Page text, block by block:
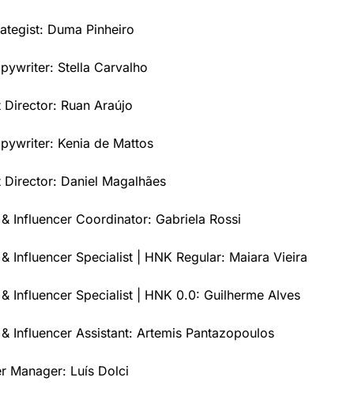
Duma Pinheiro
Stella Carvalho
Ruan Araújo
Kenia de Mattos
Daniel Magalhães
Influencer Coordinator: Gabriela Rossi
Influencer Specialist | HNK Regular: Maiara Vieira
Influencer Specialist | HNK 0.0: Guilherme Alves
Influencer Assistant: Artemis Pantazopoulos
Manager: Luís Dolci